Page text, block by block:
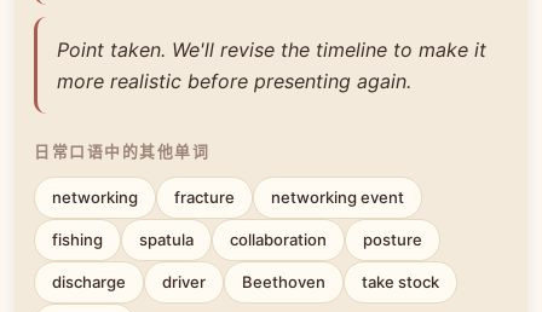
Point taken. We'll revise the timeline to make it
more realistic before presenting again.
日常口语中的其他单词
networking fracture networking event
fishing spatula collaboration posture
discharge driver Beethoven take stock